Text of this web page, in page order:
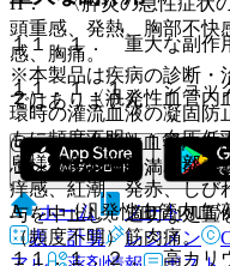
頭重感、発熱、胸部不快
感、胸痛。
２）． 〈汎発性血管内
@． 〈汎発性血管内血
１〜１．０％未満）発疹
A． 〈汎発性血管内血
（頻度不明）筋肉痛。
１１．１． 重大な副作
１１．１．１． ショッ
環時の灌流血液の凝固防
もに頻度不明）：血圧低
息様発作、喘鳴、胸部不
痒感、紅潮、発赤、しび
与を中止し、適切な処置
１１．１．２． 高カリ
※本製品は疾病の診断・
ではありません。
ホーム
ノート
表・計算
レジメン